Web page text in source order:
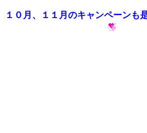
１０月、１１月のキャンペーンも